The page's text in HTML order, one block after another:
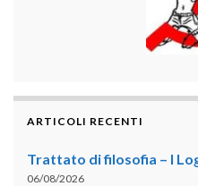
ARTICOLI RECENTI
Trattato di filosofia – I
06/08/2026